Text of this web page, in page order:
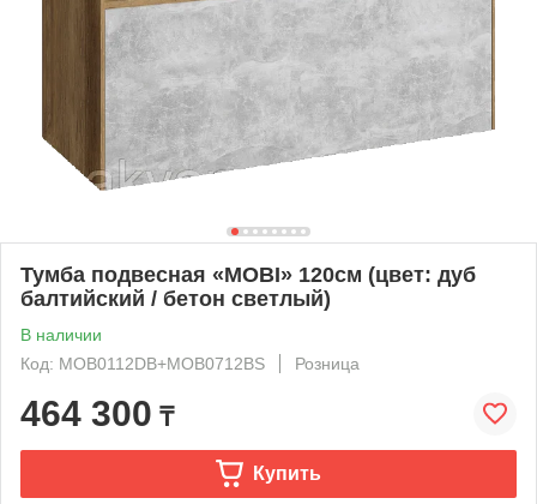
Тумба подвесная «MOBI» 120см (цвет: дуб
балтийский / бетон светлый)
В наличии
Код: MOB0112DB+MOB0712BS
Розница
464 300 ₸
Купить